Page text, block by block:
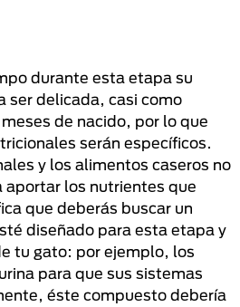
durante esta etapa su
ser delicada, casi como
de nacido, por lo que
serán específicos.
y los alimentos caseros no
aportar los nutrientes que
que deberás buscar un
diseñado para esta etapa y
tu gato: por ejemplo, los
para que sus sistemas
éste compuesto debería